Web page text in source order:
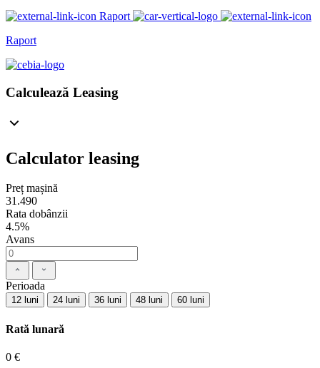
Raport
Raport
Calculează Leasing
Calculator leasing
Preț mașină
31.490
Rata dobânzii
4.5%
Avans
Perioada
12 luni 24 luni 36 luni 48 luni 60 luni
Rată lunară
0 €